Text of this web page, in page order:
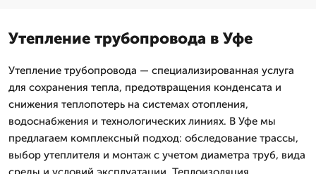
Утепление трубопровода в Уфе
Утепление трубопровода — специализированная услуга
для сохранения тепла, предотвращения конденсата и
снижения теплопотерь на системах отопления,
водоснабжения и технологических линиях. В Уфе мы
предлагаем комплексный подход: обследование трассы,
выбор утеплителя и монтаж с учетом диаметра труб, вида